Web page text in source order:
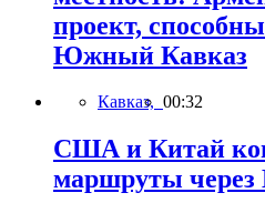
проект,
Южный Кавказ
Кавказ, 00:32
США и Китай
маршруты